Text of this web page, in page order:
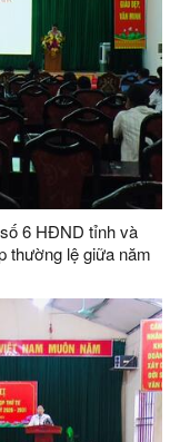
6 HĐND tỉnh và
thường lệ giữa năm